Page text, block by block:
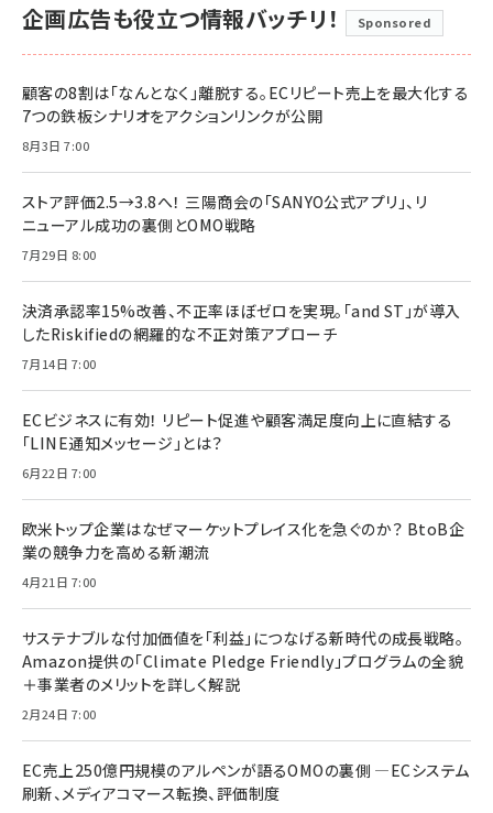
企画広告も役立つ情報バッチリ！ Sponsored
顧客の8割は「なんとなく」離脱する。ECリピート売上を最大化する
7つの鉄板シナリオをアクションリンクが公開
8月3日 7:00
ストア評価2.5→3.8へ！ 三陽商会の「SANYO公式アプリ」、リ
ニューアル成功の裏側とOMO戦略
7月29日 8:00
決済承認率15%改善、不正率ほぼゼロを実現。「and ST」が導入
したRiskifiedの網羅的な不正対策アプローチ
7月14日 7:00
ECビジネスに有効！ リピート促進や顧客満足度向上に直結する
「LINE通知メッセージ」とは？
6月22日 7:00
欧米トップ企業はなぜマーケットプレイス化を急ぐのか？ BtoB企
業の競争力を高める新潮流
4月21日 7:00
サステナブルな付加価値を「利益」につなげる新時代の成長戦略。
Amazon提供の「Climate Pledge Friendly」プログラムの全貌
＋事業者のメリットを詳しく解説
2月24日 7:00
EC売上250億円規模のアルペンが語るOMOの裏側 ―ECシステム
刷新、メディアコマース転換、評価制度